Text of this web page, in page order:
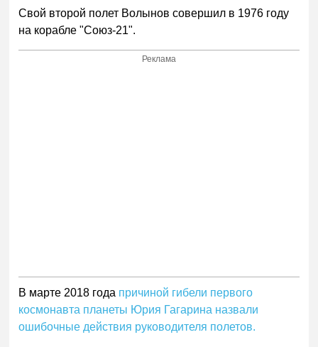
Свой второй полет Волынов совершил в 1976 году
на корабле "Союз-21".
Реклама
В марте 2018 года причиной гибели первого
космонавта планеты Юрия Гагарина назвали
ошибочные действия руководителя полетов.